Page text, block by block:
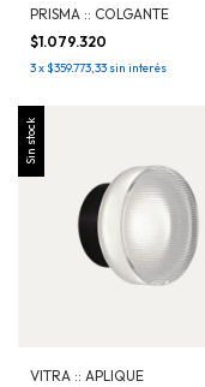
PRISMA :: COLGANTE
$1.079.320
3x$359.773,33 sin interés
Sin stock
VITRA :: APLIQUE